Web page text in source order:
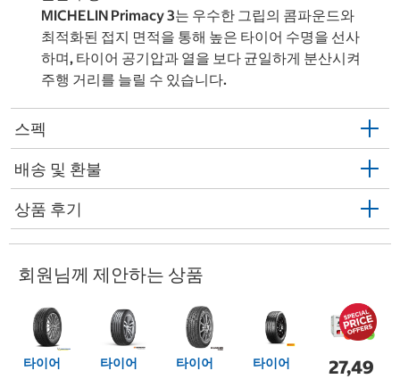
MICHELIN Primacy 3는 우수한 그립의 콤파운드와
최적화된 접지 면적을 통해 높은 타이어 수명을 선사
하며, 타이어 공기압과 열을 보다 균일하게 분산시켜
주행 거리를 늘릴 수 있습니다.
스펙
배송 및 환불
상품 후기
회원님께 제안하는 상품
타이어 타이어 타이어 타이어
27,49